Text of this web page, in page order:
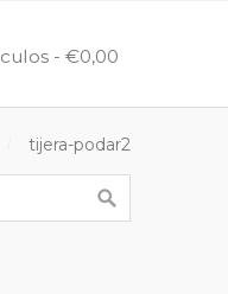
€0,00
tijera-podar2